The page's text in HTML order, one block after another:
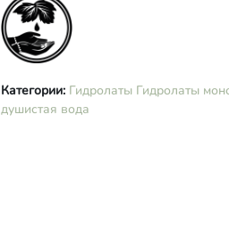
Категории: Гидролаты Гидролаты
душистая вода